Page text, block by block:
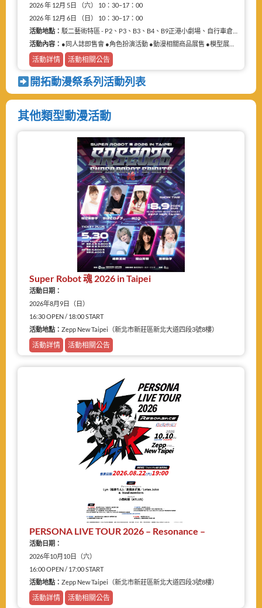
2026 年 12月 5日 （六） 10：30–17：00
2026 年 12月 6日 （日） 10：30–17：00
活動地點： 駁二藝術特區 - P2、P3、B3、B4、B9正港小劇場、自行車倉庫
活動內容： ●同人誌即售會 ●角色扮演活動 ●動漫相關商品展售 ●模型展售 ●二手物品販售攤
活動詳情 活動相關公告
開拓動漫祭系列活動列表
其他類型動漫活動
Super Robot 魂 2026 in Taipei
活動日期：
2026年8月9日（日）
16:30 OPEN / 18:00 START
活動地點： Zepp New Taipei（新北市新莊區新北大道四段3號8樓）
活動詳情 活動相關公告
PERSONA LIVE TOUR 2026 – Resonance –
活動日期：
2026年10月10日（六）
16:00 OPEN / 17:00 START
活動地點： Zepp New Taipei（新北市新莊區新北大道四段3號8樓）
活動詳情 活動相關公告